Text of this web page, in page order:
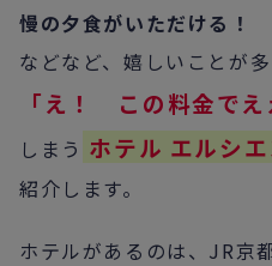
慢の夕食がいただける！
などなど、嬉しいことが多
「え！ この料金でえ
しまう ホテル エルシ
紹介します。
ホテルがあるのは、JR京